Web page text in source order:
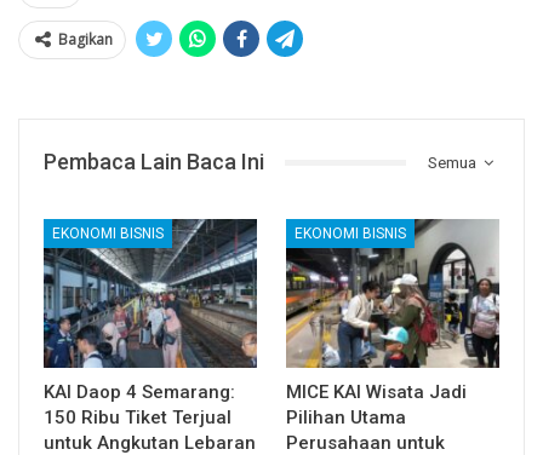
Bagikan
Semua
Pembaca Lain Baca Ini
EKONOMI BISNIS
KAI Daop 4 Semarang:
150 Ribu Tiket Terjual
untuk Angkutan Lebaran
EKONOMI BISNIS
MICE KAI Wisata Jadi
Pilihan Utama
Perusahaan untuk